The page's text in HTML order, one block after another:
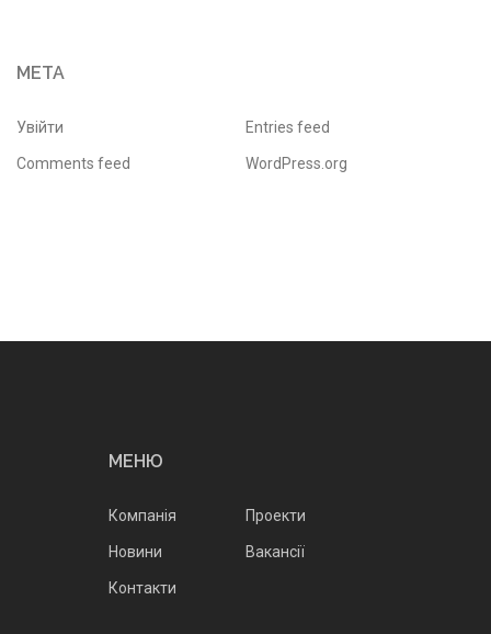
МЕТА
Увійти Entries feed
Comments feed WordPress.org
МЕНЮ
Компанія Проекти
Новини Вакансії
Контакти